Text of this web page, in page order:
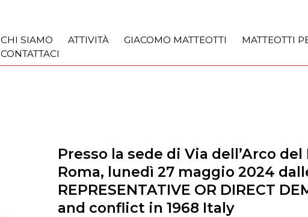
CHI SIAMO ATTIVITÀ GIACOMO MATTEOTTI MATTEOTTI
CONTATTACI
Presso la sede di Via dell’Arco del
Roma, lunedì 27 maggio 2024
REPRESENTATIVE OR DIRECT
and conflict in 1968 Italy